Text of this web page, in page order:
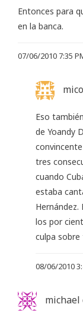
Entonces para
en la banca.
07/06/2010 7:35
Eso
de Yoandy
tres
cuando
estaba
los por
culpa
08/06/2010
michael